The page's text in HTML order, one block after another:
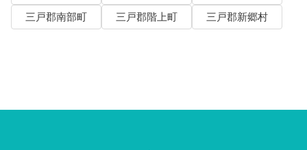
三戸郡南部町
三戸郡階上町 三戸郡新郷村